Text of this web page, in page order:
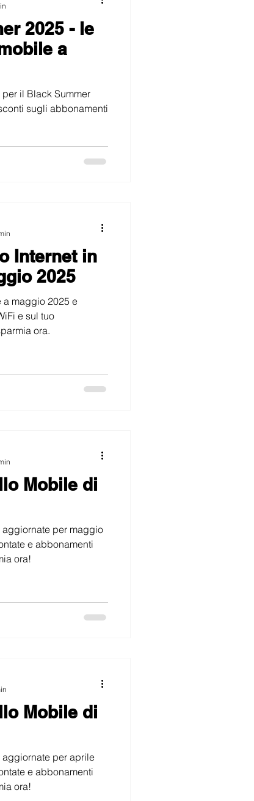
2025 - le
a
il Black Summer
sugli abbonamenti
Internet in
2025
a maggio 2025 e
e sul tuo
ora.
Mobile di
per maggio
e abbonamenti
ora!
Mobile di
per aprile
e abbonamenti
ora!